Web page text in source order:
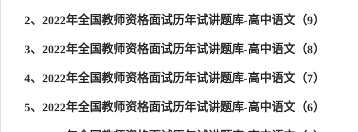
2、2022年全国教师资格面试历年试讲题库-高中语文（9）
3、2022年全国教师资格面试历年试讲题库-高中语文（8）
4、2022年全国教师资格面试历年试讲题库-高中语文（7）
5、2022年全国教师资格面试历年试讲题库-高中语文（6）